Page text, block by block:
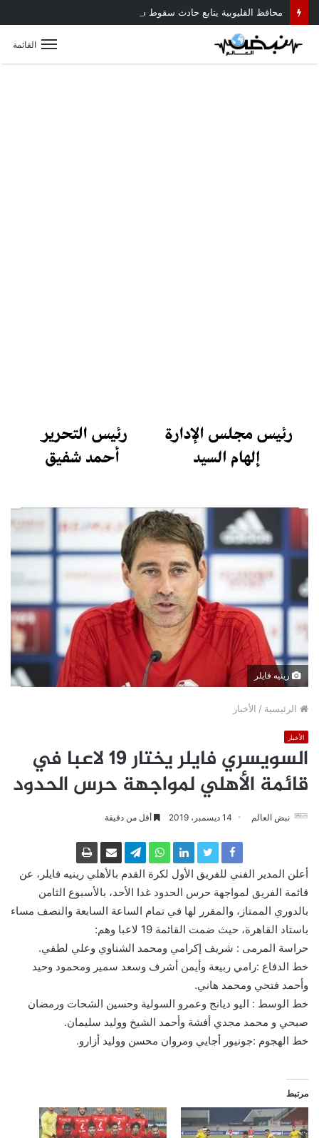
القائمة
رينيه فايلر
الرئيسية / الأخبار
الأخبار
السويسري فايلر يختار 19 لاعبا في
قائمة الأهلي لمواجهة حرس الحدود
نبض العالم 14 ديسمبر، 2019 أقل من دقيقة
أعلن المدير الفني للفريق الأول لكرة القدم بالأهلي رينيه فايلر، عن
قائمة الفريق لمواجهة حرس الحدود غدا الأحد، بالأسبوع الثامن
بالدوري الممتاز، والمقرر لها في تمام الساعة السابعة والنصف مساء
باستاد القاهرة، حيث ضمت القائمة 19 لاعبا وهم:
حراسة المرمى : شريف إكرامي ومحمد الشناوي وعلي لطفي.
خط الدفاع :رامي ربيعة وأيمن أشرف وسعد سمير ومحمود وحيد
وأحمد فتحي ومحمد هاني.
خط الوسط : اليو ديانج وعمرو السولية وحسين الشحات ورمضان
صبحي و محمد مجدي أفشة وأحمد الشيخ ووليد سليمان.
خط الهجوم :جونيور أجايي ومروان محسن ووليد أزارو.
مرتبط